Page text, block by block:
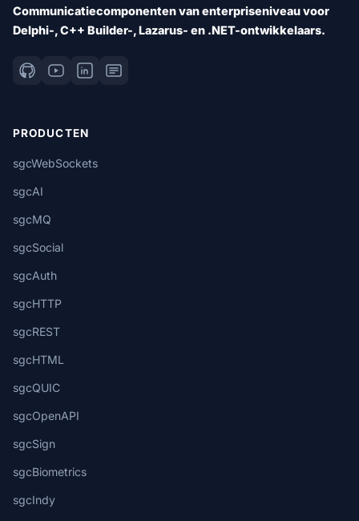
Communicatiecomponenten van enterpriseniveau voor
Delphi-, C++ Builder-, Lazarus- en .NET-ontwikkelaars.
PRODUCTEN
sgcWebSockets
sgcAI
sgcMQ
sgcSocial
sgcAuth
sgcHTTP
sgcREST
sgcHTML
sgcQUIC
sgcOpenAPI
sgcSign
sgcBiometrics
sgcIndy